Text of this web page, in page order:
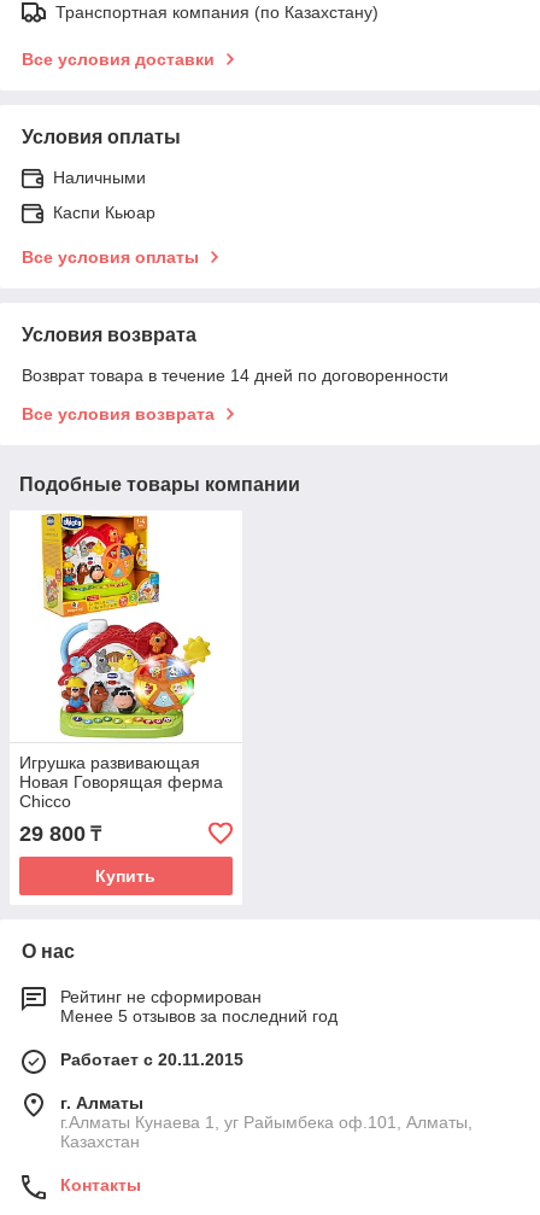
Транспортная компания (по Казахстану)
Все условия доставки
Условия оплаты
Наличными
Каспи Кьюар
Все условия оплаты
Условия возврата
Возврат товара в течение 14 дней по договоренности
Все условия возврата
Подобные товары компании
Игрушка развивающая
Новая Говорящая ферма
Chicco
29 800 ₸
Купить
О нас
Рейтинг не сформирован
Менее 5 отзывов за последний год
Работает с 20.11.2015
г. Алматы
г.Алматы Кунаева 1, уг Райымбека оф.101, Алматы,
Казахстан
Контакты